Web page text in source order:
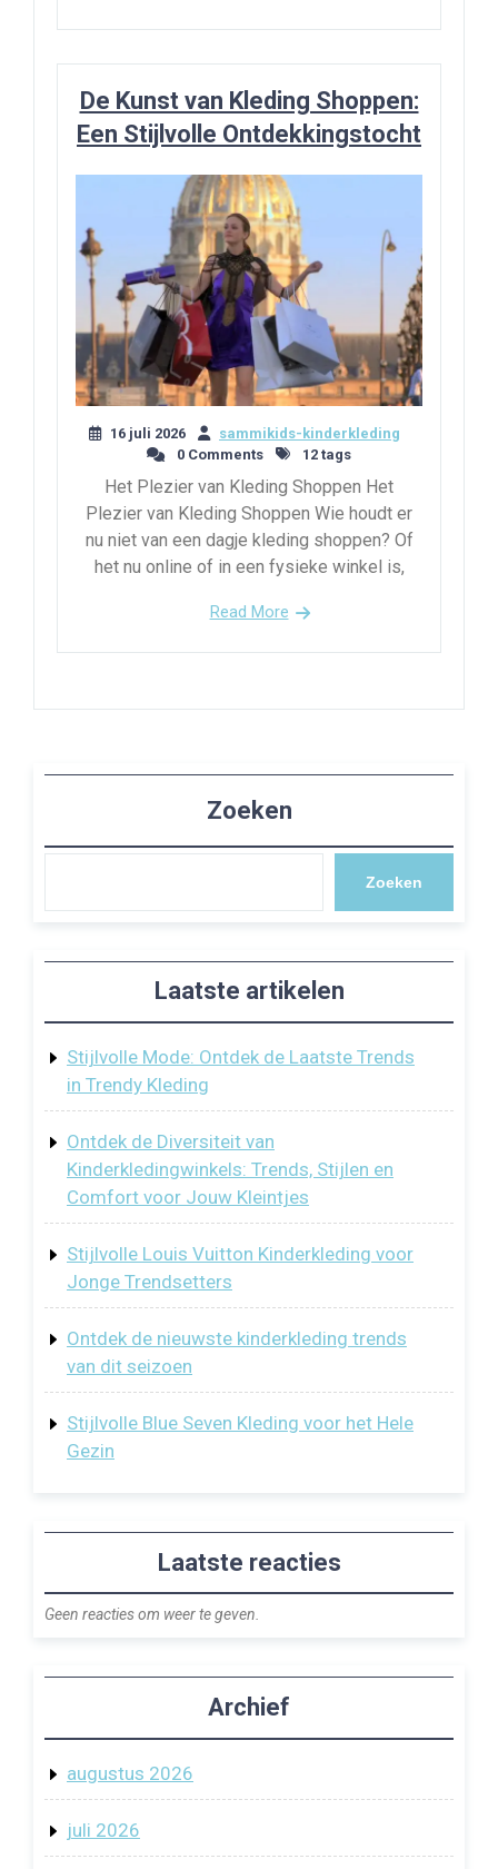
De Kunst van Kleding Shoppen:
Een Stijlvolle Ontdekkingstocht
16 juli 2026
sammikids-kinderkleding
0 Comments
12 tags
Het Plezier van Kleding Shoppen Het
Plezier van Kleding Shoppen Wie houdt er
nu niet van een dagje kleding shoppen? Of
het nu online of in een fysieke winkel is,
Read More
Zoeken
Zoeken
Laatste artikelen
Stijlvolle Mode: Ontdek de Laatste Trends
in Trendy Kleding
Ontdek de Diversiteit van
Kinderkledingwinkels: Trends, Stijlen en
Comfort voor Jouw Kleintjes
Stijlvolle Louis Vuitton Kinderkleding voor
Jonge Trendsetters
Ontdek de nieuwste kinderkleding trends
van dit seizoen
Stijlvolle Blue Seven Kleding voor het Hele
Gezin
Laatste reacties
Geen reacties om weer te geven.
Archief
augustus 2026
juli 2026